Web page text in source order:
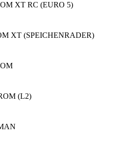
XT RC (EURO 5)
XT (SPEICHENRADER)
(L2)